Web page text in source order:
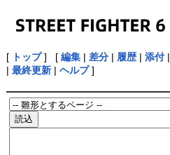
[ トップ] [ 編集| 差分| 履歴| 添付|
| 最終更新| ヘルプ]